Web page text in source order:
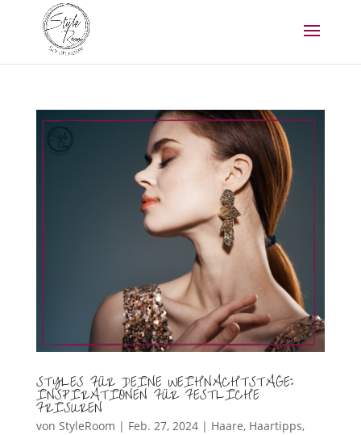
STYLES FÜR DEINE WEIHNACHTSTAGE:
INSPIRATIONEN FÜR FESTLICHE
FRISUREN
von StyleRoom | Feb. 27, 2024| Haare, Haartipps,